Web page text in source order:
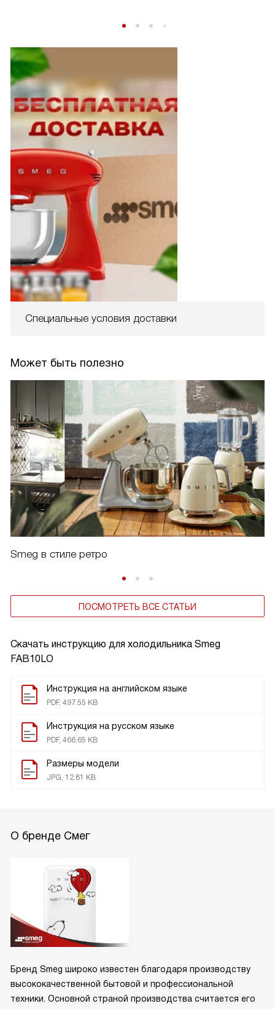
Скачать инструкцию для холодильника Smeg
FAB10LO
Инструкция на английском языке
PDF, 497.55 KB
Инструкция на русском языке
PDF, 466.65 KB
Размеры модели
JPG, 12.81 KB
Специальные условия доставки
Может быть полезно
Smeg в стиле ретро
ПОСМОТРЕТЬ ВСЕ СТАТЬИ
О бренде Смег
Бренд Smeg широко известен благодаря производству
высококачественной бытовой и профессиональной
техники. Основной страной производства считается его